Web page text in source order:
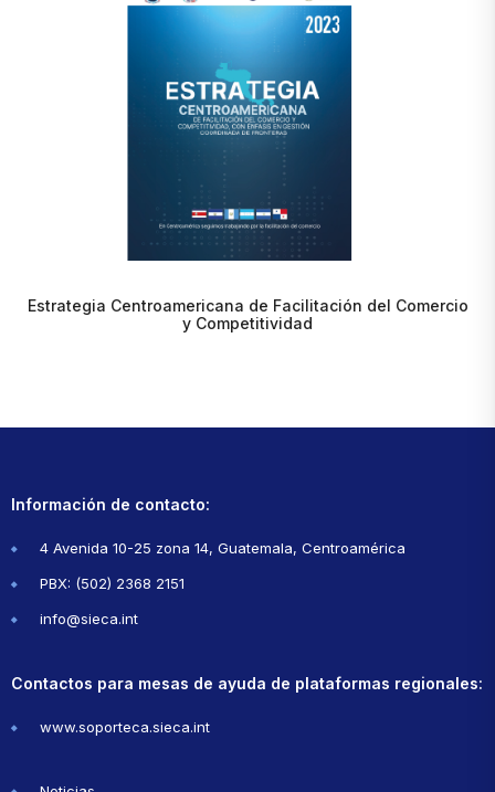
Estrategia Centroamericana de Facilitación del Comercio
y Competitividad
Información de contacto:
4 Avenida 10-25 zona 14, Guatemala, Centroamérica
PBX: (502) 2368 2151
info@sieca.int
Contactos para mesas de ayuda de plataformas regionales:
www.soporteca.sieca.int